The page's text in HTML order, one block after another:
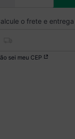
sei meu CEP